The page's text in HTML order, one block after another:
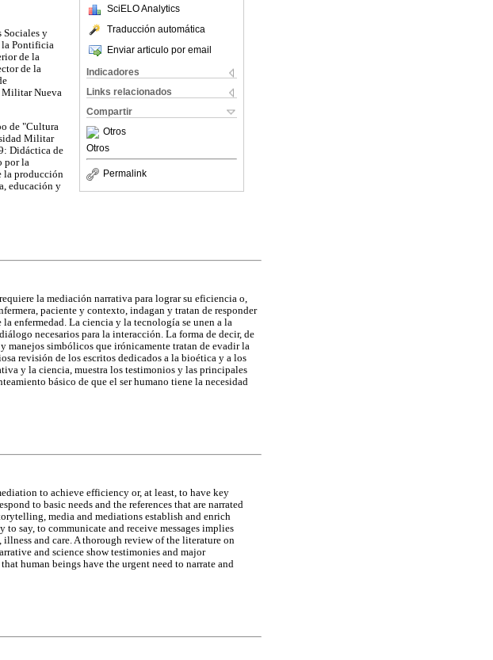
SciELO Analytics
Traducción automática
Enviar articulo por email
Indicadores
Links relacionados
Compartir
Otros
Otros
Permalink
Sociales y
la Pontificia
de la
de la
Militar Nueva
de "Cultura
Militar
Didáctica de
por la
la producción
educación y
la mediación narrativa para lograr su eficiencia o,
paciente y contexto, indagan y tratan de responder
la enfermedad. La ciencia y la tecnología se unen a la
necesarios para la interacción. La forma de decir, de
manejos simbólicos que irónicamente tratan de evadir la
revisión de los escritos dedicados a la bioética y a los
y la ciencia, muestra los testimonios y las principales
básico de que el ser humano tiene la necesidad
to achieve efficiency or, at least, to have key
to basic needs and the references that are narrated
media and mediations establish and enrich
say, to communicate and receive messages implies
and care. A thorough review of the literature on
and science show testimonies and major
human beings have the urgent need to narrate and